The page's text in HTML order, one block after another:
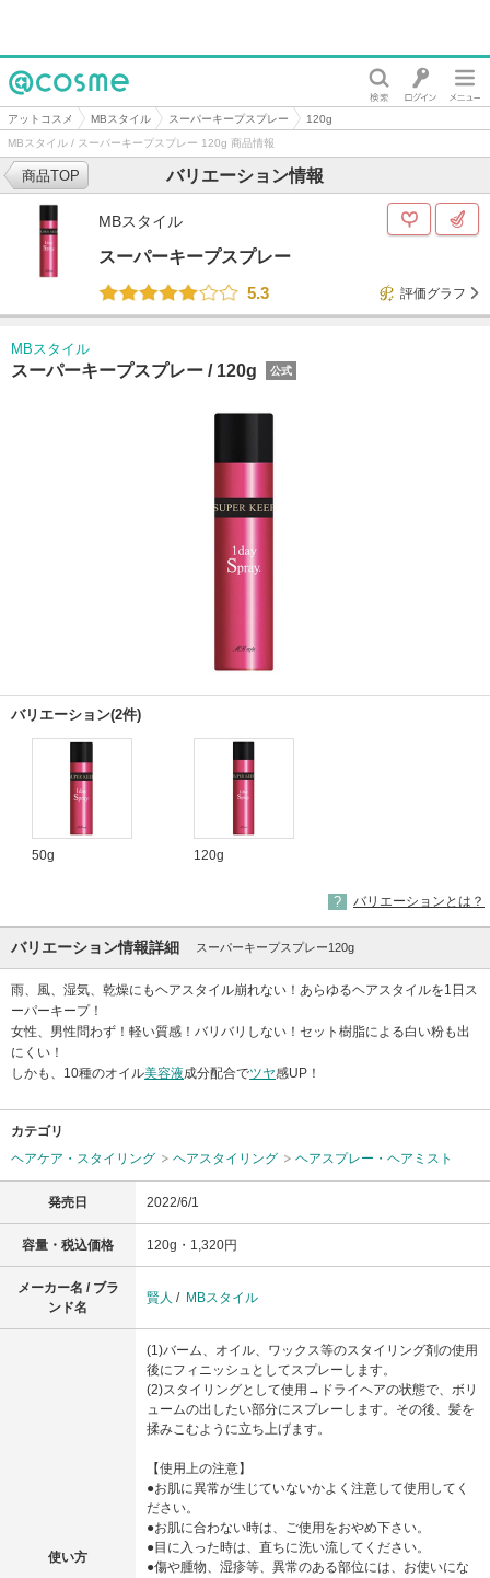
@cosme
アットコスメ MBスタイル スーパーキープスプレー
120g
MBスタイル / スーパーキープスプレー 120g 商品情報
バリエーション情報
商品TOP
MBスタイル
スーパーキープスプレー
5.3
評価グラフ
MBスタイル
スーパーキープスプレー / 120g 公式
バリエーション(2件)
50g 120g
バリエーションとは？
バリエーション情報詳細 スーパーキープスプレー120g
雨、風、湿気、乾燥にもヘアスタイル崩れない！あらゆるヘアスタイルを1日ス
ーパーキープ！
女性、男性問わず！軽い質感！バリバリしない！セット樹脂による白い粉も出
にくい！
しかも、10種のオイル美容液成分配合でツヤ感UP！
カテゴリ
ヘアケア・スタイリング
ヘアスタイリング ヘアスプレー・ヘアミスト
発売日 2022/6/1
容量・税込価格 120g・1,320円
メーカー名 / ブラ
ンド名
賢人 / MBスタイル
使い方
(1)バーム、オイル、ワックス等のスタイリング剤の使用
後にフィニッシュとしてスプレーします。
(2)スタイリングとして使用→ドライヘアの状態で、ボリ
ュームの出したい部分にスプレーします。その後、髪を
揉みこむように立ち上げます。
【使用上の注意】
●お肌に異常が生じていないかよく注意して使用してく
ださい。
●お肌に合わない時は、ご使用をおやめ下さい。
●目に入った時は、直ちに洗い流してください。
●傷や腫物、湿疹等、異常のある部位には、お使いにな